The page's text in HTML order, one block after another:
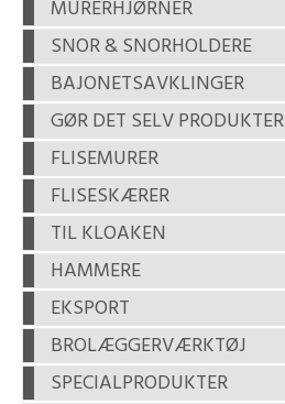
MURERHJØRNER
SNOR & SNORHOLDERE
BAJONETSAVKLINGER
GØR DET SELV PRODUKTER
FLISEMURER
FLISESKÆRER
TIL KLOAKEN
HAMMERE
EKSPORT
BROLÆGGERVÆRKTØJ
SPECIALPRODUKTER